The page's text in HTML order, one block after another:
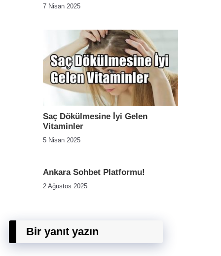
7 Nisan 2025
Saç Dökülmesine İyi Gelen
Vitaminler
5 Nisan 2025
Ankara Sohbet Platformu!
2 Ağustos 2025
Bir yanıt yazın